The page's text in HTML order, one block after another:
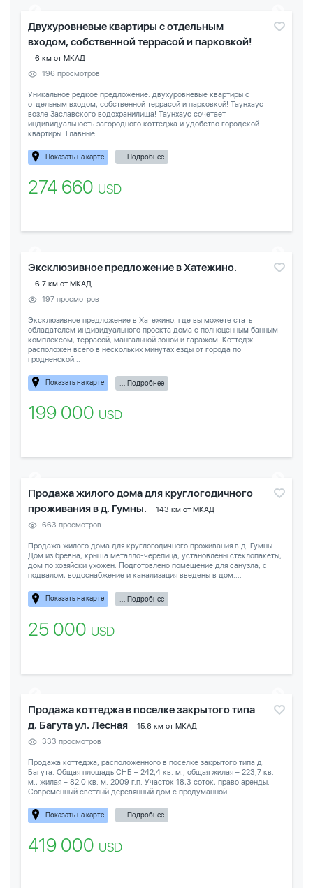
Двухуровневые квартиры с отдельным
входом, собственной террасой и парковкой!
6 км от МКАД
196 просмотров
Уникальное редкое предложение: двухуровневые квартиры с
отдельным входом, собственной террасой и парковкой! Таунхаус
возле Заславского водохранилища! Таунхаус сочетает
индивидуальность загородного коттеджа и удобство городской
квартиры. Главные...
Показать на карте ... Подробнее
274 660 USD
Эксклюзивное предложение в Хатежино.
6.7 км от МКАД
197 просмотров
Эксклюзивное предложение в Хатежино, где вы можете стать
обладателем индивидуального проекта дома с полноценным банным
комплексом, террасой, мангальной зоной и гаражом. Коттедж
расположен всего в нескольких минутах езды от города по
гродненской...
Показать на карте ... Подробнее
199 000 USD
Продажа жилого дома для круглогодичного
проживания в д. Гумны.
143 км от МКАД
663 просмотров
Продажа жилого дома для круглогодичного проживания в д. Гумны.
Дом из бревна, крыша металло-черепица, установлены стеклопакеты,
дом по хозяйски ухожен. Подготовлено помещение для санузла, с
подвалом, водоснабжение и канализация введены в дом....
Показать на карте ... Подробнее
25 000 USD
Продажа коттеджа в поселке закрытого типа
д. Багута ул. Лесная
15.6 км от МКАД
333 просмотров
Продажа коттеджа, расположенного в поселке закрытого типа д.
Багута. Общая площадь СНБ – 242,4 кв. м., общая жилая – 223,7 кв.
м., жилая – 82,0 кв. м. 2009 г.п. Участок 18,3 соток, право аренды.
Современный светлый деревянный дом с продуманной...
Показать на карте ... Подробнее
419 000 USD